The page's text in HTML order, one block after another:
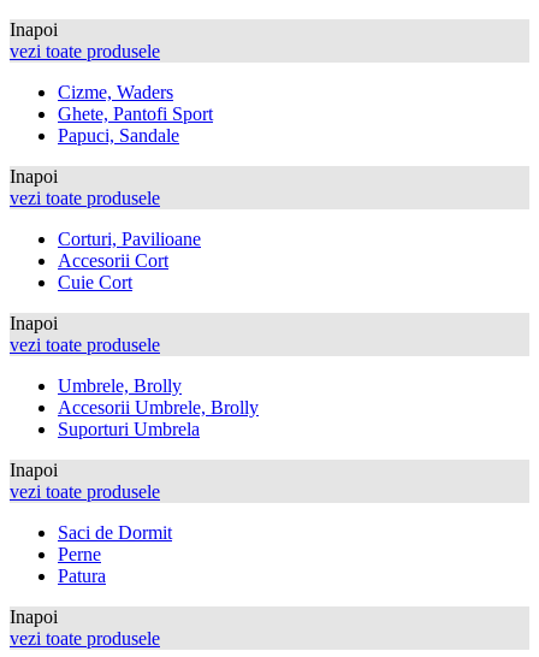
Inapoi
vezi toate produsele
Cizme, Waders
Ghete, Pantofi Sport
Papuci, Sandale
Inapoi
vezi toate produsele
Corturi, Pavilioane
Accesorii Cort
Cuie Cort
Inapoi
vezi toate produsele
Umbrele, Brolly
Accesorii Umbrele, Brolly
Suporturi Umbrela
Inapoi
vezi toate produsele
Saci de Dormit
Perne
Patura
Inapoi
vezi toate produsele